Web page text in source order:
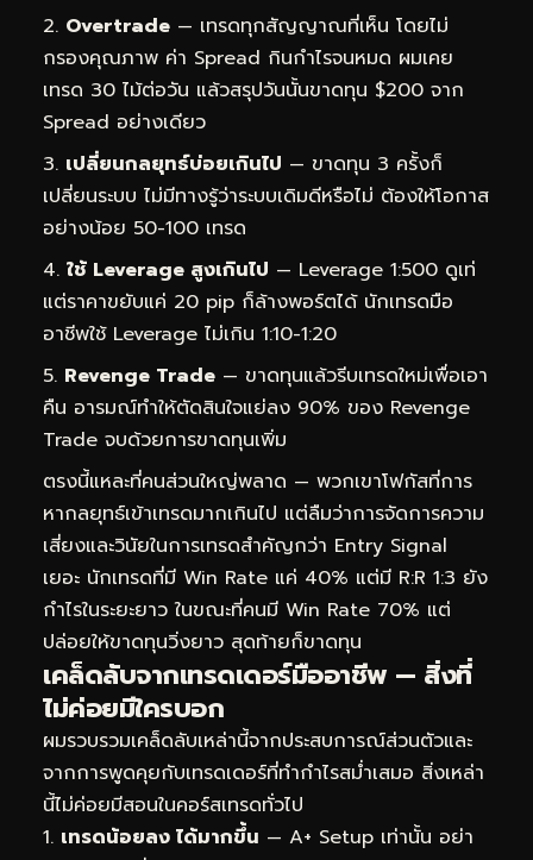
Overtrade — เทรดทุกสัญญาณที่เห็น โดยไม่
กรองคุณภาพ ค่า Spread กินกำไรจนหมด ผมเคย
เทรด 30 ไม้ต่อวัน แล้วสรุปวันนั้นขาดทุน $200 จาก
Spread อย่างเดียว
เปลี่ยนกลยุทธ์บ่อยเกินไป — ขาดทุน 3 ครั้งก็
เปลี่ยนระบบ ไม่มีทางรู้ว่าระบบเดิมดีหรือไม่ ต้องให้โอกาส
อย่างน้อย 50-100 เทรด
ใช้ Leverage สูงเกินไป — Leverage 1:500 ดูเท่
แต่ราคาขยับแค่ 20 pip ก็ล้างพอร์ตได้ นักเทรดมือ
อาชีพใช้ Leverage ไม่เกิน 1:10-1:20
Revenge Trade — ขาดทุนแล้วรีบเทรดใหม่เพื่อเอา
คืน อารมณ์ทำให้ตัดสินใจแย่ลง 90% ของ Revenge
Trade จบด้วยการขาดทุนเพิ่ม
ตรงนี้แหละที่คนส่วนใหญ่พลาด — พวกเขาโฟกัสที่การ
หากลยุทธ์เข้าเทรดมากเกินไป แต่ลืมว่าการจัดการความ
เสี่ยงและวินัยในการเทรดสำคัญกว่า Entry Signal
เยอะ นักเทรดที่มี Win Rate แค่ 40% แต่มี R:R 1:3 ยัง
กำไรในระยะยาว ในขณะที่คนมี Win Rate 70% แต่
ปล่อยให้ขาดทุนวิ่งยาว สุดท้ายก็ขาดทุน
เคล็ดลับจากเทรดเดอร์มืออาชีพ — สิ่งที่
ไม่ค่อยมีใครบอก
ผมรวบรวมเคล็ดลับเหล่านี้จากประสบการณ์ส่วนตัวและ
จากการพูดคุยกับเทรดเดอร์ที่ทำกำไรสม่ำเสมอ สิ่งเหล่า
นี้ไม่ค่อยมีสอนในคอร์สเทรดทั่วไป
เทรดน้อยลง ได้มากขึ้น — A+ Setup เท่านั้น อย่า